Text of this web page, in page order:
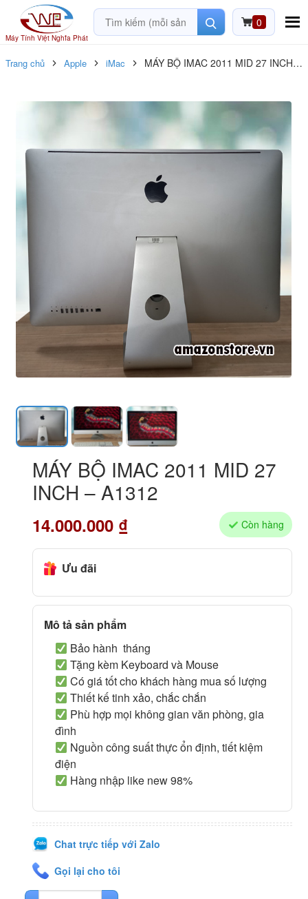
Máy Tính Việt Nghĩa Phát
0
Trang chủ Apple iMac
MÁY BỘ IMAC 2011 MID 27 INCH –
MÁY BỘ IMAC 2011 MID 27
INCH – A1312
14.000.000 ₫ Còn hàng
Ưu đãi
Mô tả sản phẩm
Bảo hành tháng
Tặng kèm Keyboard và Mouse
Có giá tốt cho khách hàng mua số lượng
Thiết kế tinh xảo, chắc chắn
Phù hợp mọi không gian văn phòng, gia
đình
Nguồn công suất thực ổn định, tiết kiệm
điện
Hàng nhập like new 98%
Chat trực tiếp với Zalo
Gọi lại cho tôi
MÁY BỘ IMAC 2011 MID 27 INCH - A1312 số lượng